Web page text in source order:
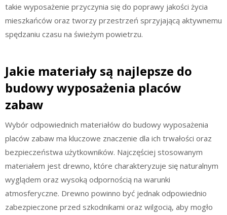
takie wyposażenie przyczynia się do poprawy jakości życia
mieszkańców oraz tworzy przestrzeń sprzyjającą aktywnemu
spędzaniu czasu na świeżym powietrzu.
Jakie materiały są najlepsze do
budowy wyposażenia placów
zabaw
Wybór odpowiednich materiałów do budowy wyposażenia
placów zabaw ma kluczowe znaczenie dla ich trwałości oraz
bezpieczeństwa użytkowników. Najczęściej stosowanym
materiałem jest drewno, które charakteryzuje się naturalnym
wyglądem oraz wysoką odpornością na warunki
atmosferyczne. Drewno powinno być jednak odpowiednio
zabezpieczone przed szkodnikami oraz wilgocią, aby mogło